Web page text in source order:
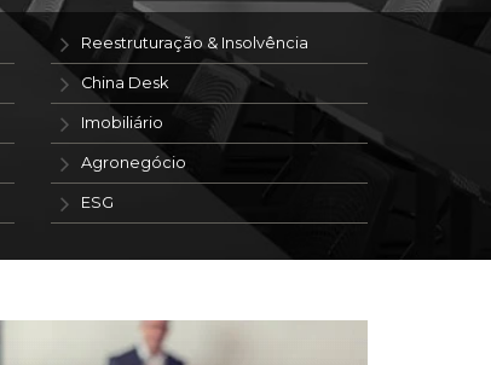
Reestruturação & Insolvência
China Desk
Imobiliário
Agronegócio
ESG